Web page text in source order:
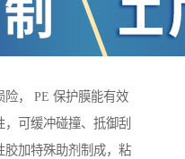
险， PE 保护膜能有效
可缓冲碰撞、抵御刮
胶加特殊助剂制成，粘